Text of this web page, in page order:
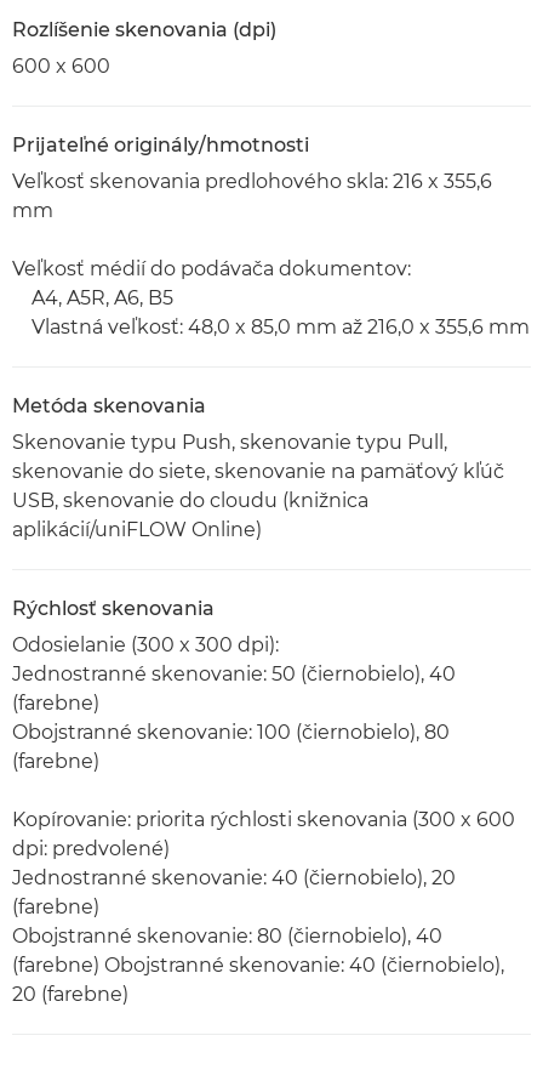
Rozlíšenie skenovania (dpi)
600 x 600
Prijateľné originály/hmotnosti
Veľkosť skenovania predlohového skla: 216 x 355,6
mm
Veľkosť médií do podávača dokumentov:
A4, A5R, A6, B5
Vlastná veľkosť: 48,0 x 85,0 mm až 216,0 x 355,6 mm
Metóda skenovania
Skenovanie typu Push, skenovanie typu Pull,
skenovanie do siete, skenovanie na pamäťový kľúč
USB, skenovanie do cloudu (knižnica
aplikácií/uniFLOW Online)
Rýchlosť skenovania
Odosielanie (300 x 300 dpi):
Jednostranné skenovanie: 50 (čiernobielo), 40
(farebne)
Obojstranné skenovanie: 100 (čiernobielo), 80
(farebne)
Kopírovanie: priorita rýchlosti skenovania (300 x 600
dpi: predvolené)
Jednostranné skenovanie: 40 (čiernobielo), 20
(farebne)
Obojstranné skenovanie: 80 (čiernobielo), 40
(farebne) Obojstranné skenovanie: 40 (čiernobielo),
20 (farebne)